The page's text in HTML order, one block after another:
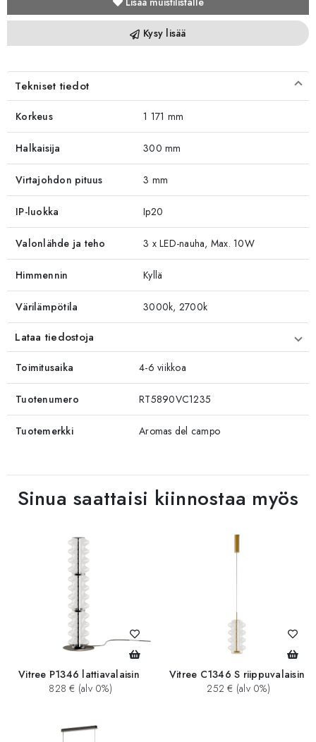
Kysy lisää
Tekniset tiedot
Korkeus 1 171 mm
Halkaisija 300 mm
Virtajohdon pituus 3 mm
IP-luokka Ip20
Valonlähde ja teho 3 x LED-nauha, Max. 10W
Himmennin Kyllä
Värilämpötila 3000k, 2700k
Lataa tiedostoja
Toimitusaika 4-6 viikkoa
Tuotenumero RT5890VC1235
Tuotemerkki Aromas del campo
Sinua saattaisi kiinnostaa myös
Vitree P1346 lattiavalaisin
828 € (alv 0%)
Vitree C1346 S riippuvalaisin
252 € (alv 0%)